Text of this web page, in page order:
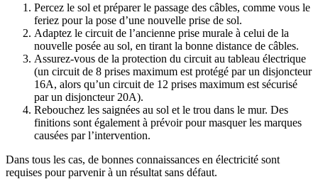
Percez le sol et préparer le passage des câbles, comme vous le
feriez pour la pose d’une nouvelle prise de sol.
Adaptez le circuit de l’ancienne prise murale à celui de la
nouvelle posée au sol, en tirant la bonne distance de câbles.
Assurez-vous de la protection du circuit au tableau électrique
(un circuit de 8 prises maximum est protégé par un disjoncteur
16A, alors qu’un circuit de 12 prises maximum est sécurisé
par un disjoncteur 20A).
Rebouchez les saignées au sol et le trou dans le mur. Des
finitions sont également à prévoir pour masquer les marques
causées par l’intervention.
Dans tous les cas, de bonnes connaissances en électricité sont
requises pour parvenir à un résultat sans défaut.